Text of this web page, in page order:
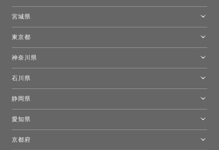
宮城県
東京都
モーイ東京
キーブー東京
FLOS｜フロスデザインスペース青山
神奈川県
石川県
静岡県
愛知県
京都府